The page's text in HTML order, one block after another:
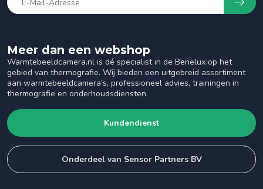
Meer dan een webshop
Warmtebeeldcamera.nl is dé specialist in de Benelux op het
gebied van thermografie. Wij bieden een uitgebreid assortiment
aan warmtebeeldcamera’s, professioneel advies, trainingen in
thermografie en onderhoudsdiensten.
Kundendienst
Onderdeel van Sensor Partners BV